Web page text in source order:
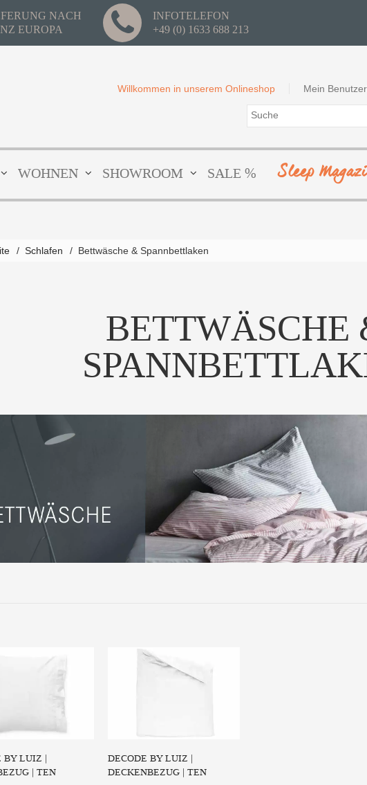
NACH
EUROPA
INFOTELEFON
+49 (0) 1633 688 213
Mein
Willkommen in unserem Onlineshop
WOHNEN SHOWROOM SALE % Sleep
/ Schlafen / Bettwäsche & Spannbettlaken
BETTWÄSCHE
BY LUIZ |
| TEN
DECODE BY LUIZ |
DECKENBEZUG | TEN
Die Bettwäsche "ten" aus